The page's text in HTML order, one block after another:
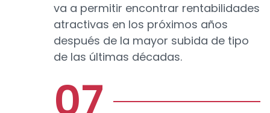
va a permitir encontrar rentabilidades
atractivas en los próximos años
después de la mayor subida de tipo
de las últimas décadas.